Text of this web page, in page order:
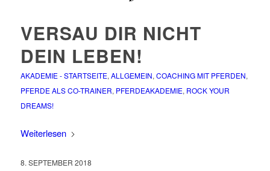
VERSAU DIR NICHT
DEIN LEBEN!
AKADEMIE - STARTSEITE, ALLGEMEIN, COACHING MIT PFERDEN,
PFERDE ALS CO-TRAINER, PFERDEAKADEMIE, ROCK YOUR
DREAMS!
Weiterlesen
8. SEPTEMBER 2018